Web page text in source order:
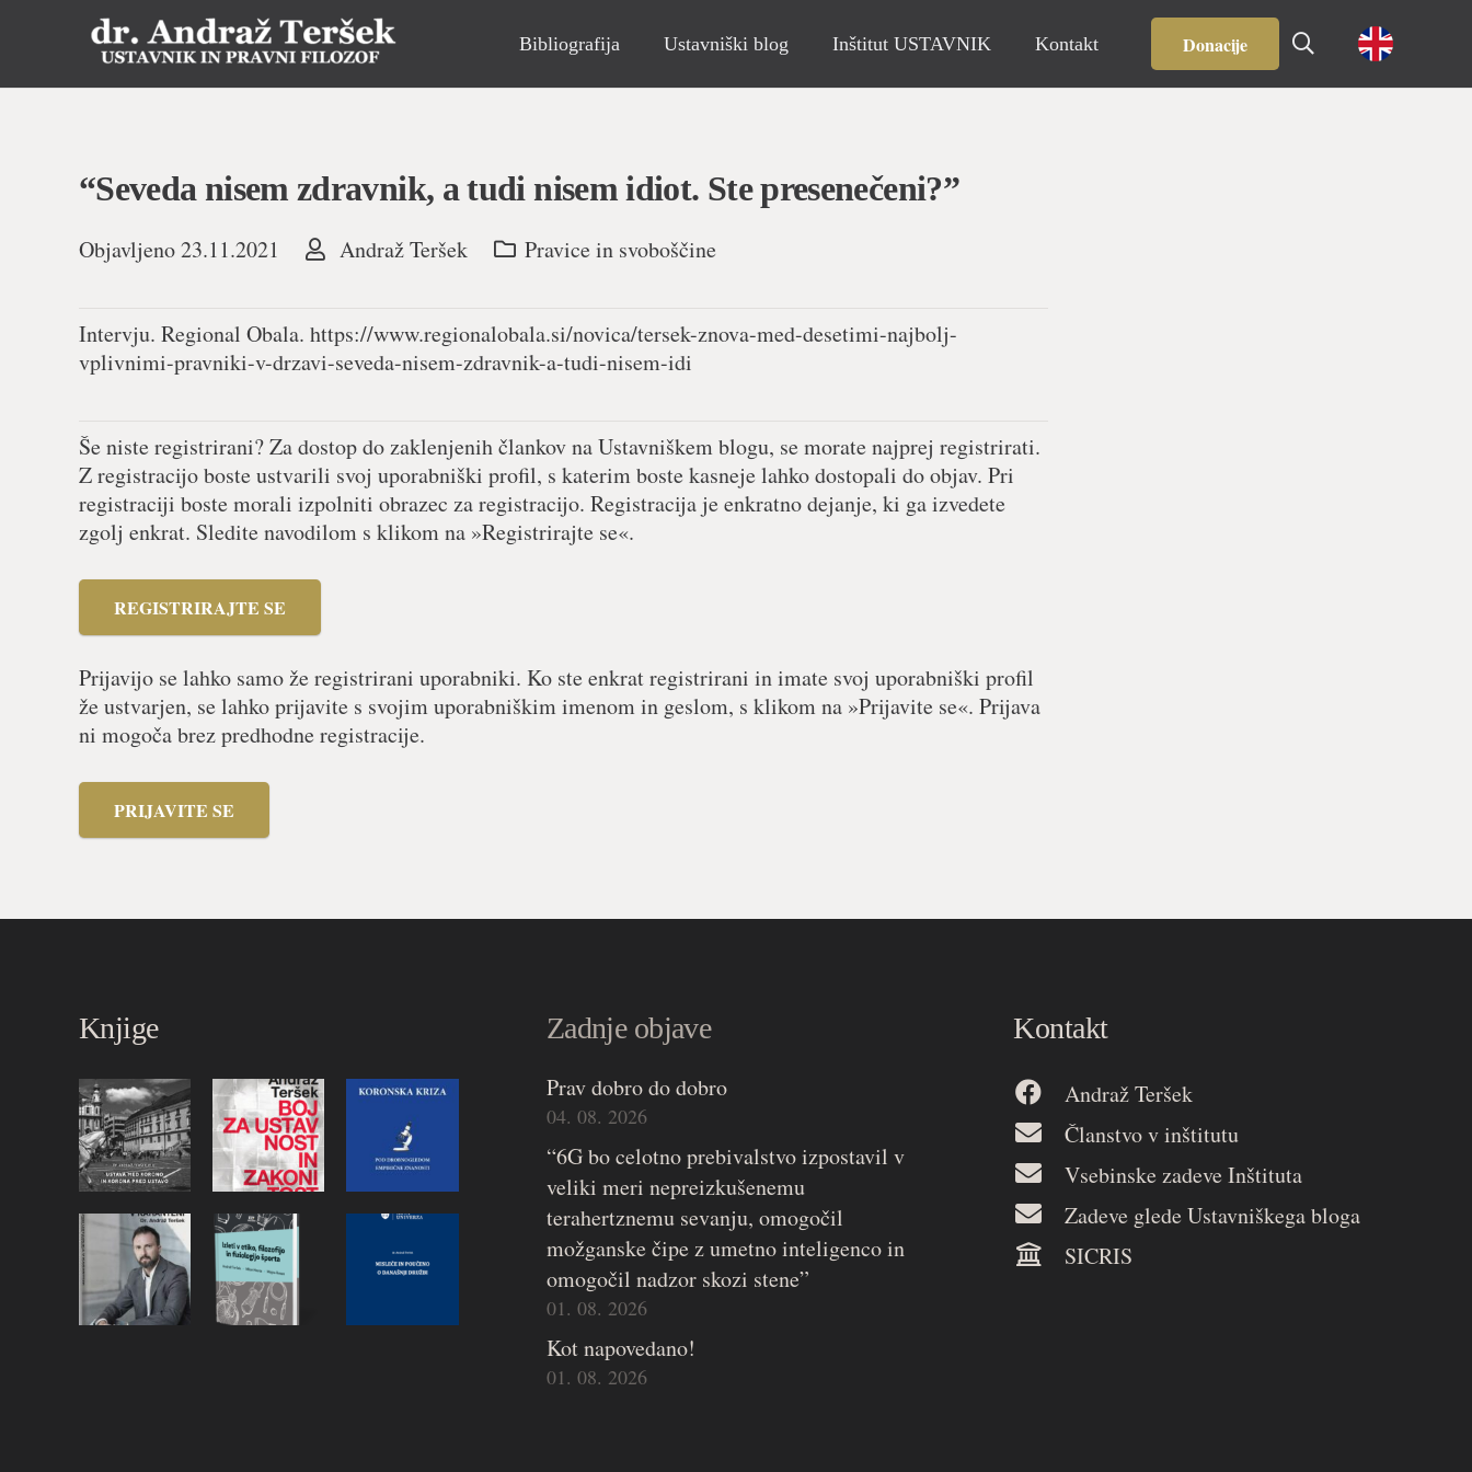
Bibliografija Ustavniški blog Inštitut USTAVNIK Kontakt Donacije
“Seveda nisem zdravnik, a tudi nisem idiot. Ste presenečeni?”
Objavljeno23.11.2021 Andraž Teršek Pravice in svoboščine
Intervju. Regional Obala. https://www.regionalobala.si/novica/tersek-znova-med-desetimi-najbolj-
vplivnimi-pravniki-v-drzavi-seveda-nisem-zdravnik-a-tudi-nisem-idi
Še niste registrirani? Za dostop do zaklenjenih člankov na Ustavniškem blogu, se morate najprej registrirati.
Z registracijo boste ustvarili svoj uporabniški profil, s katerim boste kasneje lahko dostopali do objav. Pri
registraciji boste morali izpolniti obrazec za registracijo. Registracija je enkratno dejanje, ki ga izvedete
zgolj enkrat. Sledite navodilom s klikom na »Registrirajte se«.
REGISTRIRAJTE SE
Prijavijo se lahko samo že registrirani uporabniki. Ko ste enkrat registrirani in imate svoj uporabniški profil
že ustvarjen, se lahko prijavite s svojim uporabniškim imenom in geslom, s klikom na »Prijavite se«. Prijava
ni mogoča brez predhodne registracije.
PRIJAVITE SE
Knjige Zadnje objave
Prav dobro do dobro
04. 08. 2026
“6G bo celotno prebivalstvo izpostavil v
veliki meri nepreizkušenemu
terahertznemu sevanju, omogočil
možganske čipe z umetno inteligenco in
omogočil nadzor skozi stene”
01. 08. 2026
Kot napovedano!
01. 08. 2026
Kontakt
Andraž Teršek
Članstvo v inštitutu
Vsebinske zadeve Inštituta
Zadeve glede Ustavniškega bloga
SICRIS